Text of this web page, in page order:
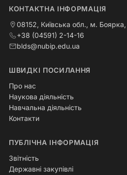
КОНТАКТНА ІНФОРМАЦІЯ
08152, Київська обл., м. Боярка,
+38 (04591) 2-14-16
blds@nubip.edu.ua
ШВИДКІ ПОСИЛАННЯ
Про нас
Наукова діяльність
Навчальна діяльність
Контакти
ПУБЛІЧНА ІНФОРМАЦІЯ
Звітність
Державні закупівлі